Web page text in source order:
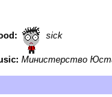
sick
Министерство